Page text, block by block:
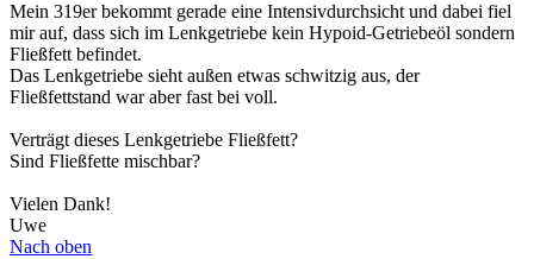
Mein 319er bekommt gerade eine Intensivdurchsicht und dabei fiel
mir auf, dass sich im Lenkgetriebe kein Hypoid-Getriebeöl sondern
Fließfett befindet.
Das Lenkgetriebe sieht außen etwas schwitzig aus, der
Fließfettstand war aber fast bei voll.
Verträgt dieses Lenkgetriebe Fließfett?
Sind Fließfette mischbar?
Vielen Dank!
Uwe
Nach oben